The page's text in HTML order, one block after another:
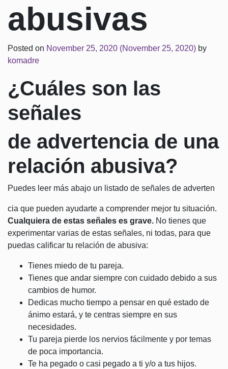
abusivas
Posted on November 25, 2020 (November 25, 2020) by
komadre
¿Cuáles son las
señales
de advertencia de una
relación abusiva?
Puedes leer más abajo un listado de señales de adverten
cia que pueden ayudarte a comprender mejor tu situación.
Cualquiera de estas señales es grave. No tienes que
experimentar varias de estas señales, ni todas, para que
puedas calificar tu relación de abusiva:
Tienes miedo de tu pareja.
Tienes que andar siempre con cuidado debido a sus
cambios de humor.
Dedicas mucho tiempo a pensar en qué estado de
ánimo estará, y te centras siempre en sus
necesidades.
Tu pareja pierde los nervios fácilmente y por temas
de poca importancia.
Te ha pegado o casi pegado a ti y/o a tus hijos.